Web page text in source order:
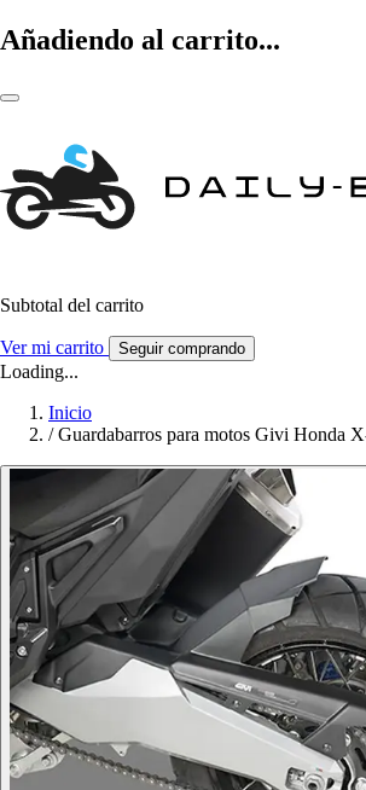
Añadiendo al carrito...
Subtotal del carrito
Ver mi carrito Seguir comprando
Loading...
Inicio
/ Guardabarros para motos Givi Honda